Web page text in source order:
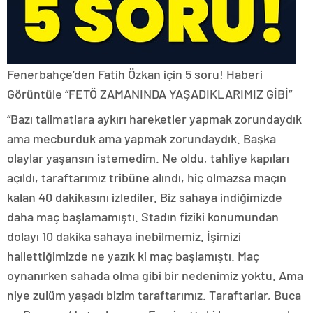
Fenerbahçe’den Fatih Özkan için 5 soru! Haberi
Görüntüle “FETÖ ZAMANINDA YAŞADIKLARIMIZ GİBİ”
“Bazı talimatlara aykırı hareketler yapmak zorundaydık
ama mecburduk ama yapmak zorundaydık. Başka
olaylar yaşansın istemedim. Ne oldu, tahliye kapıları
açıldı, taraftarımız tribüne alındı, hiç olmazsa maçın
kalan 40 dakikasını izlediler. Biz sahaya indiğimizde
daha maç başlamamıştı. Stadın fiziki konumundan
dolayı 10 dakika sahaya inebilmemiz. İşimizi
hallettiğimizde ne yazık ki maç başlamıştı. Maç
oynanırken sahada olma gibi bir nedenimiz yoktu. Ama
niye zulüm yaşadı bizim taraftarımız. Taraftarlar, Buca